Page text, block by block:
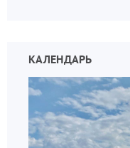
КАЛЕНДАРЬ